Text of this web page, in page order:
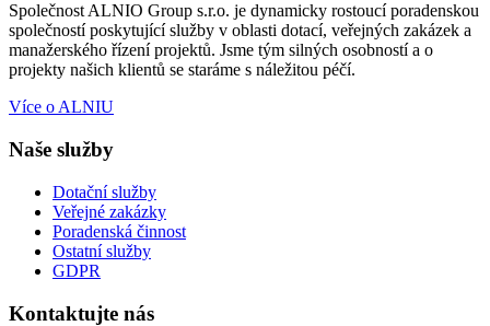
Společnost ALNIO Group s.r.o. je dynamicky rostoucí poradenskou
společností poskytující služby v oblasti dotací, veřejných zakázek a
manažerského řízení projektů. Jsme tým silných osobností a o
projekty našich klientů se staráme s náležitou péčí.
Více o ALNIU
Naše služby
Dotační služby
Veřejné zakázky
Poradenská činnost
Ostatní služby
GDPR
Kontaktujte nás